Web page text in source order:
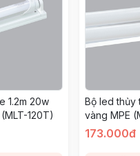
1.2m 20w
120T)
Bộ led thủy
vàng MPE
173.000đ